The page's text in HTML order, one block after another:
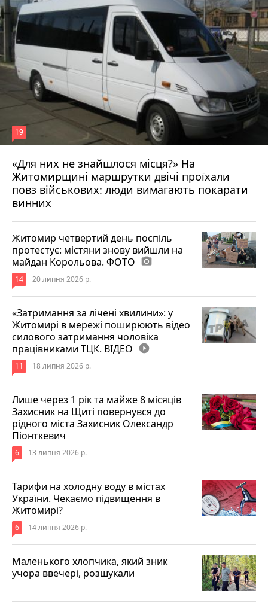
«Для них не знайшлося місця?» На
Житомирщині маршрутки двічі проїхали
повз військових: люди вимагають покарати
винних
19
17 липня 2026 р.
Житомир четвертий день поспіль
протестує: містяни знову вийшли на
майдан Корольова. ФОТО photo_camera
14 20 липня 2026 р.
«Затримання за лічені хвилини»: у
Житомирі в мережі поширюють відео
силового затримання чоловіка
працівниками ТЦК. ВІДЕО play_circle_filled
11 18 липня 2026 р.
Лише через 1 рік та майже 8 місяців
Захисник на Щиті повернувся до
рідного міста Захисник Олександр
Піонткевич
6 13 липня 2026 р.
Тарифи на холодну воду в містах
України. Чекаємо підвищення в
Житомирі?
6 14 липня 2026 р.
Маленького хлопчика, який зник
учора ввечері, розшукали